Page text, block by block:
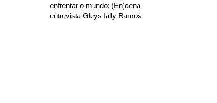
enfrentar o mundo: (En)cena
entrevista Gleys Ially Ramos